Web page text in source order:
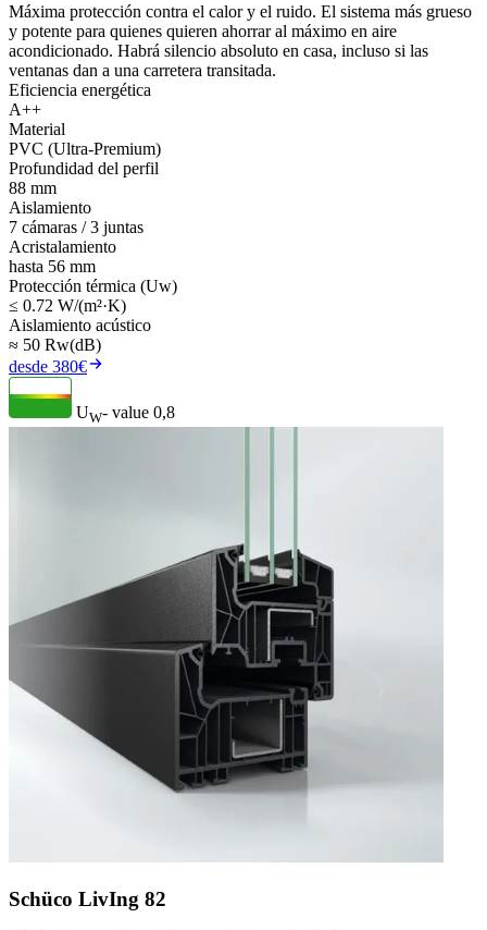
Máxima protección contra el calor y el ruido. El sistema más grueso
y potente para quienes quieren ahorrar al máximo en aire
acondicionado. Habrá silencio absoluto en casa, incluso si las
ventanas dan a una carretera transitada.
Eficiencia energética
A++
Material
PVC (Ultra-Premium)
Profundidad del perfil
88 mm
Aislamiento
7 cámaras / 3 juntas
Acristalamiento
hasta 56 mm
Protección térmica (Uw)
≤ 0.72 W/(m²·K)
Aislamiento acústico
≈ 50 Rw(dB)
desde 380€
UW- value 0,8
Schüco LivIng 82